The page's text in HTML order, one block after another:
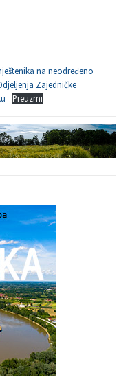
na neodređeno
Zajedničke
Preuzmi